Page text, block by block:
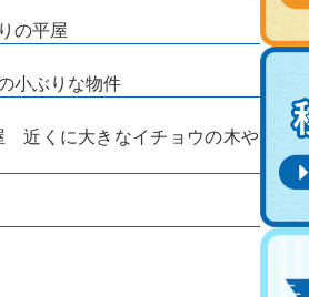
の平屋
小ぶりな物件
近くに大きなイチョウの木や